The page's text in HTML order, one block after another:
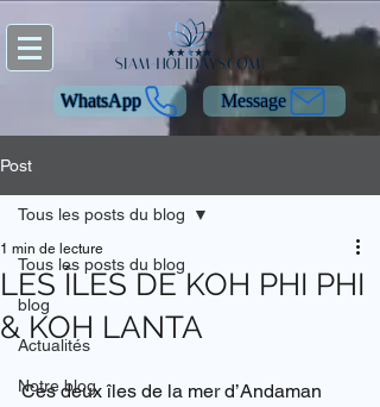
WhatsApp Message
Post
Tous les posts du blog
blog
Actualités
Notre blog
Tous les posts du blog
LES ÎLES DE KOH PHI PHI
& KOH LANTA
1 min de lecture
Ces deux îles de la mer d’Andaman